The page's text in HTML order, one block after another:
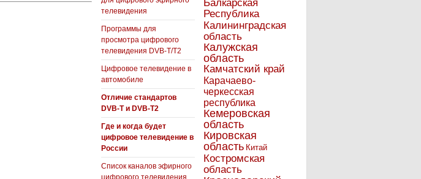
телевидения
Программы для
просмотра цифрового
телевидения DVB-T/T2
Цифровое телевидение в
автомобиле
Отличие стандартов
DVB-T и DVB-T2
Где и когда будет
цифровое телевидение в
России
Список каналов эфирного
цифрового телевидения
Балкарская
Республика
Калининградская
область
Калужская
область
Камчатский край
Карачаево-
черкесская
республика
Кемеровская
область
Кировская
область Китай
Костромская
область